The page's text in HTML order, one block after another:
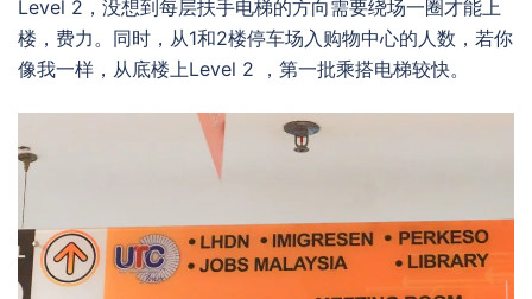
Level 2，没想到每层扶手电梯的方向需要绕场一圈才能上
楼，费力。同时，从1和2楼停车场入购物中心的人数，若你
像我一样，从底楼上Level 2 ，第一批乘搭电梯较快。